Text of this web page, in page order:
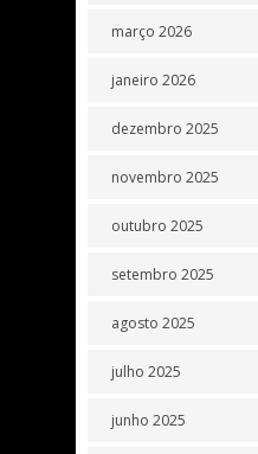
março 2026
janeiro 2026
dezembro 2025
novembro 2025
outubro 2025
setembro 2025
agosto 2025
julho 2025
junho 2025